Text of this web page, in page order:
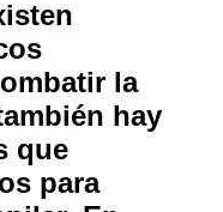
la
hay
que
para